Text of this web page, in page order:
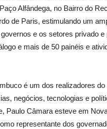
Alfândega, no Bairro do
de Paris, estimulando um
e os setores privado
e mais de 50 painéis e
é um dos realizadores
negócios, tecnologias e
Paulo Câmara esteve em
representante dos